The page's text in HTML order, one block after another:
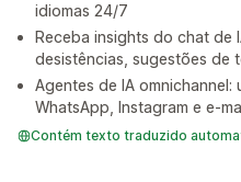
idiomas 24/7
Receba insights do chat de
desistências, sugestões de
Agentes de IA
WhatsApp, Instagram e e-
Contém texto traduzido